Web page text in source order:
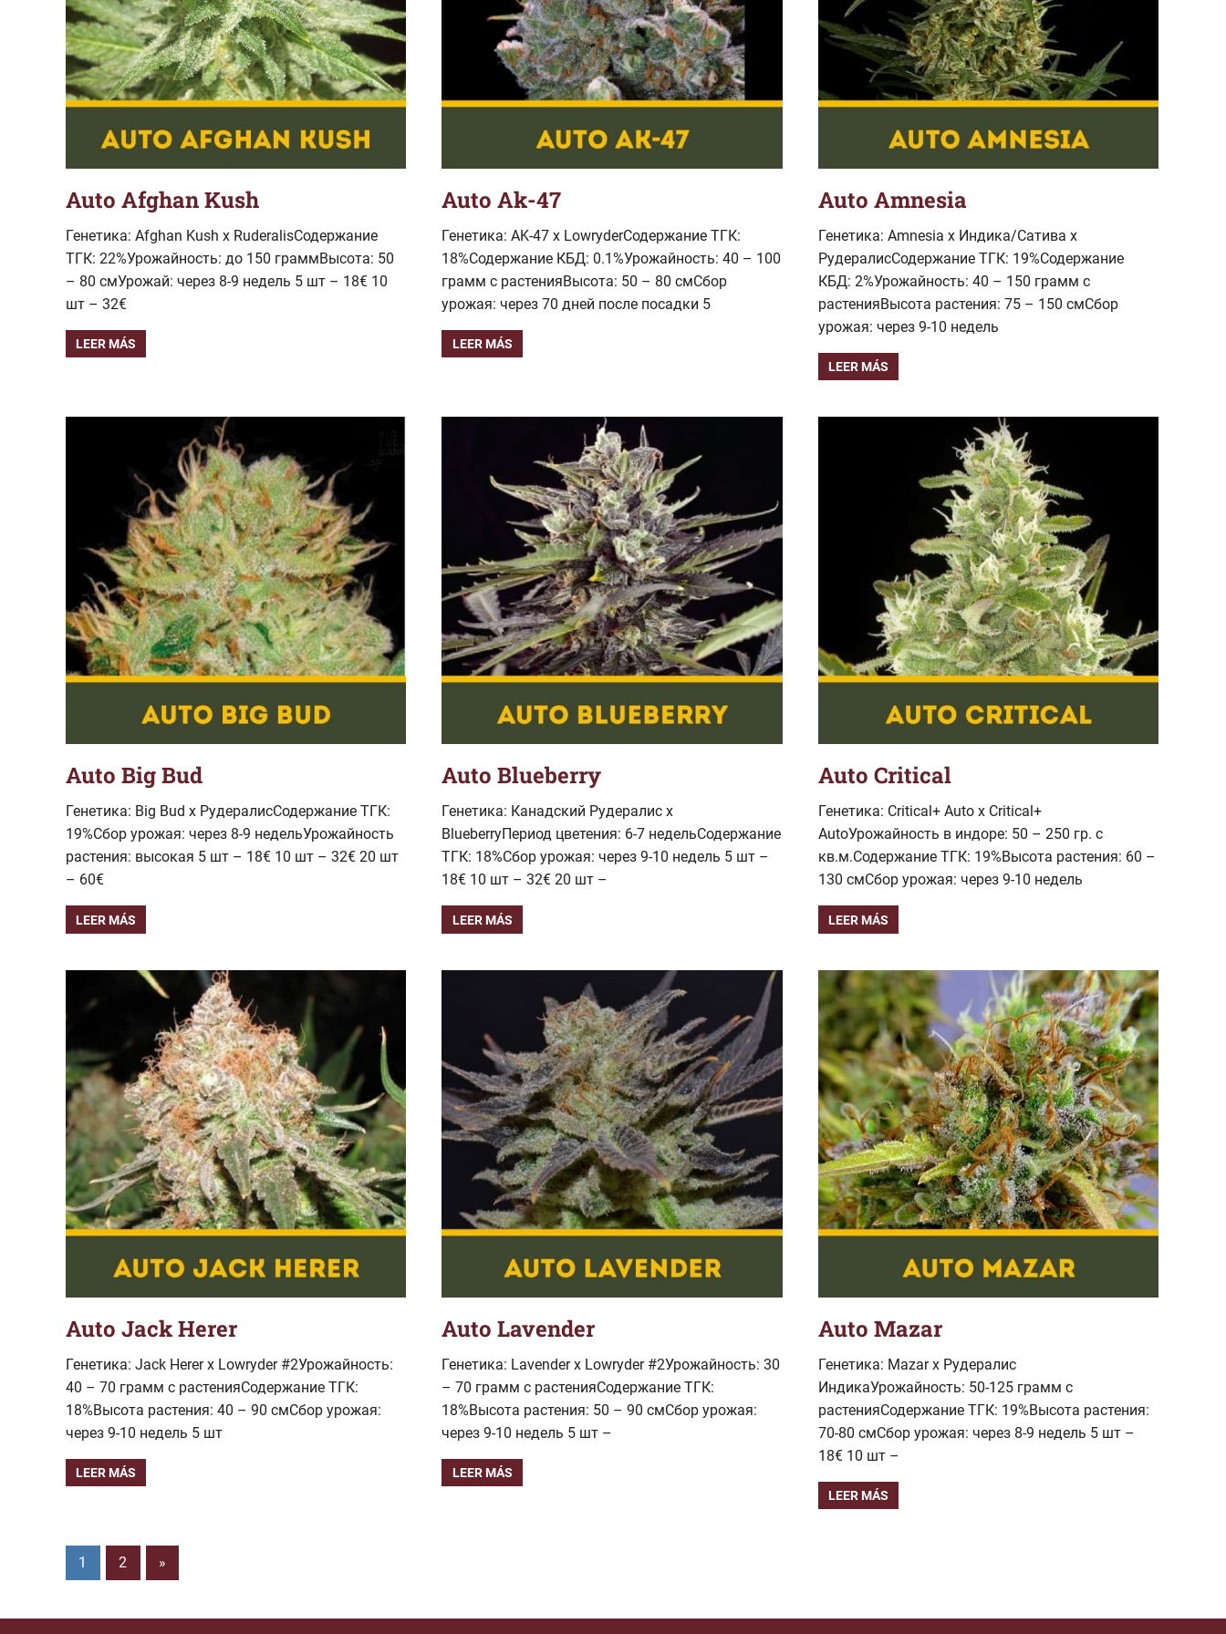
Auto Afghan Kush
Генетика: Afghan Kush x RuderalisСодержание
ТГК: 22%Урожайность: до 150 граммВысота: 50
– 80 смУрожай: через 8-9 недель 5 шт – 18€ 10
шт – 32€
LEER MÁS
Auto Ak-47
Генетика: AK-47 x LowryderСодержание ТГК:
18%Содержание КБД: 0.1%Урожайность: 40 – 100
грамм с растенияВысота: 50 – 80 смСбор
урожая: через 70 дней после посадки 5
LEER MÁS
Auto Amnesia
Генетика: Amnesia x Индика/Сатива x
РудералисСодержание ТГК: 19%Содержание
КБД: 2%Урожайность: 40 – 150 грамм с
растенияВысота растения: 75 – 150 смСбор
урожая: через 9-10 недель
LEER MÁS
Auto Big Bud
Генетика: Big Bud x РудералисСодержание ТГК:
19%Сбор урожая: через 8-9 недельУрожайность
растения: высокая 5 шт – 18€ 10 шт – 32€ 20 шт
– 60€
LEER MÁS
Auto Blueberry
Генетика: Канадский Рудералис x
BlueberryПериод цветения: 6-7 недельСодержание
ТГК: 18%Сбор урожая: через 9-10 недель 5 шт –
18€ 10 шт – 32€ 20 шт –
LEER MÁS
Auto Critical
Генетика: Critical+ Auto x Critical+
AutoУрожайность в индоре: 50 – 250 гр. с
кв.м.Содержание ТГК: 19%Высота растения: 60 –
130 смСбор урожая: через 9-10 недель
LEER MÁS
Auto Jack Herer
Генетика: Jack Herer x Lowryder #2Урожайность:
40 – 70 грамм с растенияСодержание ТГК:
18%Высота растения: 40 – 90 смСбор урожая:
через 9-10 недель 5 шт
LEER MÁS
Auto Lavender
Генетика: Lavender x Lowryder #2Урожайность: 30
– 70 грамм с растенияСодержание ТГК:
18%Высота растения: 50 – 90 смСбор урожая:
через 9-10 недель 5 шт –
LEER MÁS
Auto Mazar
Генетика: Mazar x Рудералис
ИндикаУрожайность: 50-125 грамм с
растенияСодержание ТГК: 19%Высота растения:
70-80 смСбор урожая: через 8-9 недель 5 шт –
18€ 10 шт –
LEER MÁS
Paginación
1 2
Entradas
siguientes
»